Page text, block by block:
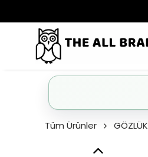
Tüm Ürünler GÖZLÜK